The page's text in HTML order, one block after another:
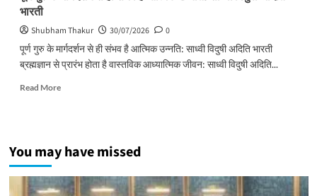
भारती
Shubham Thakur 30/07/2026
0
पूर्ण गुरु के मार्गदर्शन से ही संभव है आत्मिक उन्नति: साध्वी विदुषी अदिति भारती
ब्रह्मज्ञान से प्रारंभ होता है वास्तविक आध्यात्मिक जीवन: साध्वी विदुषी अदिति...
Read MoreRead
के
से
ही
You may have missed